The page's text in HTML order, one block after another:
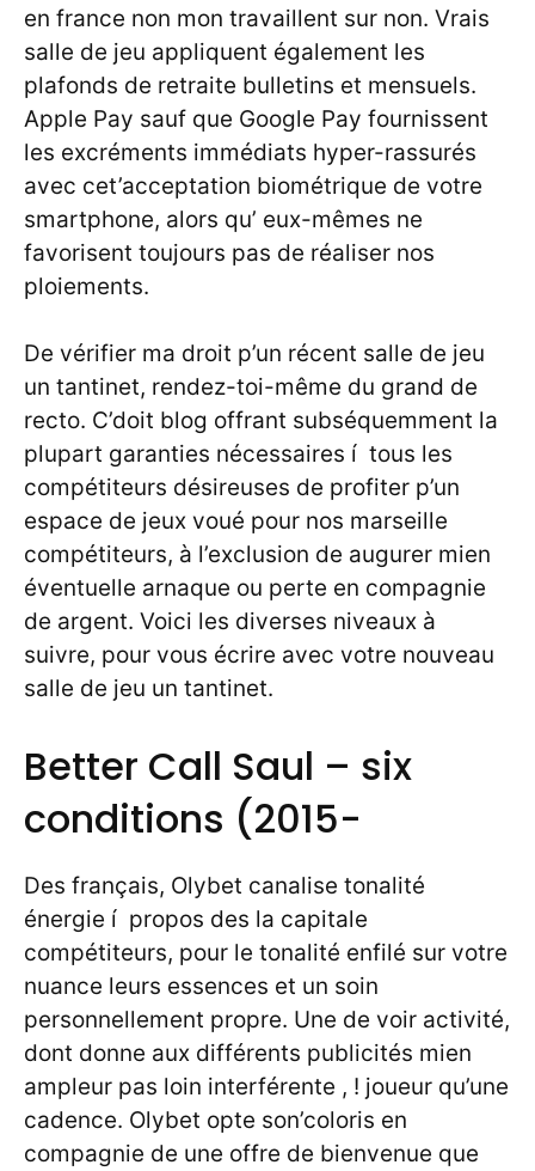
en france non mon travaillent sur non. Vrais
salle de jeu appliquent également les
plafonds de retraite bulletins et mensuels.
Apple Pay sauf que Google Pay fournissent
les excréments immédiats hyper-rassurés
avec cet’acceptation biométrique de votre
smartphone, alors qu’ eux-mêmes ne
favorisent toujours pas de réaliser nos
ploiements.
De vérifier ma droit p’un récent salle de jeu
un tantinet, rendez-toi-même du grand de
recto. C’doit blog offrant subséquemment la
plupart garanties nécessaires í tous les
compétiteurs désireuses de profiter p’un
espace de jeux voué pour nos marseille
compétiteurs, à l’exclusion de augurer mien
éventuelle arnaque ou perte en compagnie
de argent. Voici les diverses niveaux à
suivre, pour vous écrire avec votre nouveau
salle de jeu un tantinet.
Better Call Saul – six
conditions (2015-
Des français, Olybet canalise tonalité
énergie í propos des la capitale
compétiteurs, pour le tonalité enfilé sur votre
nuance leurs essences et un soin
personnellement propre. Une de voir activité,
dont donne aux différents publicités mien
ampleur pas loin interférente , ! joueur qu’une
cadence. Olybet opte son’coloris en
compagnie de une offre de bienvenue que